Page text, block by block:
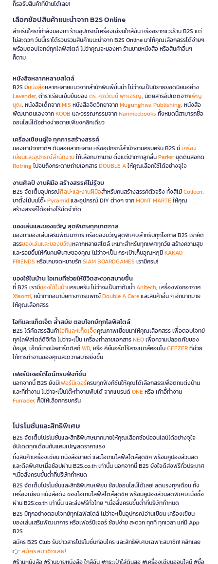
ก็รอรับสินค้าที่บ้านได้เลย!
เลือกช้อปสินค้าแนะนำจาก B2S Online
สำหรับใครที่กำลังมองหา ร้านอุปกรณ์เครื่องเขียนใกล้ฉัน หรืออยากแวะร้าน B2S แต่
ไม่สะดวก วันนี้เราได้รวบรวมสินค้าแนะนำจาก B2S Online มาให้คุณเลือกสรรได้ง่ายๆ
พร้อมตอบโจทย์ทุกไลฟ์สไตล์ ไม่ว่าคุณจะมองหา ร้านขายหนังสือ หรือสินค้าอื่นๆ
ก็ตาม
หนังสือหลากหลายสไตล์
B2S มีหนังสือหลากหลายแนวจากสำนักพิมพ์ชั้นนำ ไม่ว่าจะเป็นนิยายยอดนิยมอย่าง
Lavender, ตำราเรียนเข้มข้นของดร. ศุภวัฒน์ พุกเจริญ, นิตยสารอัปเดตจากเพ็ญ
บุญ, หนังสือเด็กจากMIS หนังสือจิตวิทยาจากMugunghwa Publishing, หนังสือ
พัฒนาตนเองจากKOOB และวรรณกรรมจากNanmeebooks ทั้งหมดนี้สามารถซื้อ
ออนไลน์ได้อย่างง่ายดายเพียงคลิกเดียว
เครื่องเขียนคู่ใจ ทุกการสร้างสรรค์
มองหาปากกาดีๆ ดินสอหลากหลาย หรืออุปกรณ์สำนักงานครบครัน B2S มีเครื่อง
เขียนและอุปกรณ์สำนักงานให้เลือกมากมาย ตั้งแต่ปากกาลูกลื่นParkerชุดดินสอกด
Rotringไปจนถึงกระดาษถ่ายเอกสารDOUBLE Aให้คุณเลือกใช้ได้อย่างจุใจ
งานศิลป์ งานฝีมือ สร้างสรรค์ไม่รู้จบ
B2S จัดเต็มอุปกรณ์ศิลปะและงานฝีมือสำหรับคนสร้างสรรค์ตัวจริง ทั้งสีไม้Colleen,
ขาตั้งไม้บนโต๊ะPyramidและอุปกรณ์ DIY ต่างๆ จากMONT MARTEให้คุณ
สร้างสรรค์ได้อย่างไร้ขีดจำกัด
ของเล่นและของขวัญ สุดพิเศษทุกเทศกาล
มองหาของเล่นเสริมพัฒนาการ หรือของขวัญสุดพิเศษสำหรับทุกโอกาส B2S เราคัด
สรรของเล่นและของขวัญหลากหลายสไตล์ เหมาะสำหรับทุกเพศทุกวัย สร้างความสุข
และรอยยิ้มให้กับคนพิเศษของคุณ ไม่ว่าจะเป็น กระเป๋าเก็บอุณหภูมิKAKAO
FRIENDS หรือเกมจดหมายรักSIAM BOARDGAMES เรามีครบ!
ของใช้ในบ้าน ไอเทมที่ช่วยให้ชีวิตสะดวกสบายขึ้น
ที่ B2S เรามีของใช้ในบ้านครบครัน ไม่ว่าจะเป็นกาต้มน้ำAnitech, เครื่องฟอกอากาศ
Xiaomi, หน้ากากอนามัยทางการแพทย์Double A Careและสินค้าอื่น ๆ อีกมากมาย
ให้คุณเลือกสรร
ไอทีและแก็ดเจ็ต ล้ำสมัย ตอบโจทย์ทุกไลฟ์สไตล์
B2S ได้คัดสรรสินค้าไอทีและแก็ดเจ็ตคุณภาพเยี่ยมมาให้คุณเลือกสรร เพื่อตอบโจทย์
ทุกไลฟ์สไตล์ดิจิทัล ไม่ว่าจะเป็น เครื่องทำลายเอกสารNEOเพื่อความปลอดภัยของ
ข้อมูล, เอ็กซ์เทอนัลฮาร์ดดิสก์WD, หรือ คีย์บอร์ดไร้สายเมาส์คอมโบGEEZERที่ช่วย
ให้การทำงานของคุณสะดวกสบายยิ่งขึ้น
เฟอร์นิเจอร์ดีไซน์ครบฟังก์ชั่น
นอกจากนี้ B2S ยังมีเฟอร์นิเจอร์ครบทุกฟังก์ชันให้คุณได้เลือกสรรเพื่อตกแต่งบ้าน
และที่ทำงาน ไม่ว่าจะเป็นโต๊ะทำงานพับได้ จากแบรนด์ONEหรือ เก้าอี้ทำงาน
Furradecก็มีให้เลือกครบครัน
โปรโมชั่นและสิทธิพิเศษ
B2S จัดเต็มโปรโมชั่นและสิทธิพิเศษมากมายให้คุณเลือกช้อปออนไลน์ได้อย่างจุใจ
อัปเดตทุกเดือนกับแคมเปญลดราคาแรง
ทั้งสินค้าเครื่องเขียน หนังสือขายดี และไอเทมไลฟ์สไตล์สุดชิค พร้อมคูปองส่วนลด
และดีลพิเศษเมื่อช้อปผ่าน B2S.co.th เท่านั้น นอกจากนี้ B2S ยังใจดีส่งฟรีทั่วประเทศ
*เมื่อสั่งครบขั้นต่ำที่บริษัทกำหนด
B2S จัดเต็มโปรโมชั่นและสิทธิพิเศษเพียบ ช้อปออนไลน์ได้เลย! ลดแรงทุกเดือน ทั้ง
เครื่องเขียน หนังสือดัง ของไอเทมไลฟ์สไตล์สุดชิค พร้อมคูปองส่วนลดพิเศษเมื่อซื้อ
ผ่าน B2S.co.th เท่านั้น และส่งฟรีทั่วไทย *เมื่อสั่งครบขั้นต่ำที่บริษัทกำหนด
B2S มีทุกอย่างตอบโจทย์ทุกไลฟ์สไตล์ ไม่ว่าจะเป็นอุปกรณ์อ่านเขียน เครื่องเขียน
ของเล่นเสริมพัฒนาการ หรือเฟอร์นิเจอร์ ช้อปง่าย สะดวก ทุกที่ ทุกเวลา แค่มี App
B2S
สมัคร B2S Club รับข่าวสารโปรโมชั่นก่อนใคร และสิทธิพิเศษเฉพาะสมาชิก! คลิกเลย
👉 สมัครสมาชิกเลย!
#ร้านหนังสือ #ร้านขายหนังสือ ใกล้ฉัน #กระเป๋าใส่ดินสอ #เครื่องเขียนออนไลน์ #ซื้อ